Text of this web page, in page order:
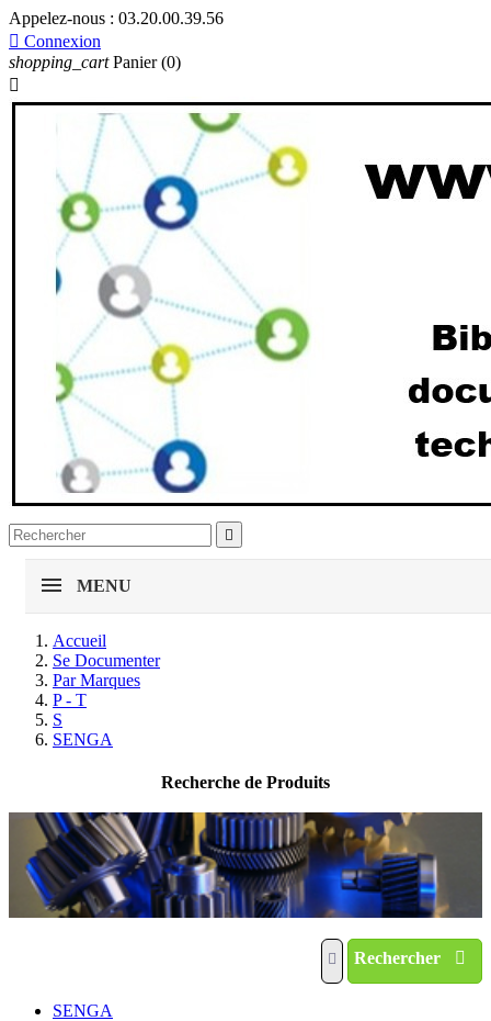
Appelez-nous : 03.20.00.39.56
 Connexion
shopping_cart Panier (0)


MENU
Accueil
Se Documenter
Par Marques
P - T
S
SENGA
Recherche de Produits
Rechercher
SENGA